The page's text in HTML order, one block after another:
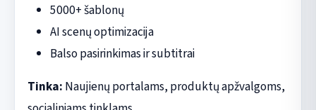
5000+ šablonų
AI scenų optimizacija
Balso pasirinkimas ir subtitrai
Tinka: Naujienų portalams, produktų apžvalgoms,